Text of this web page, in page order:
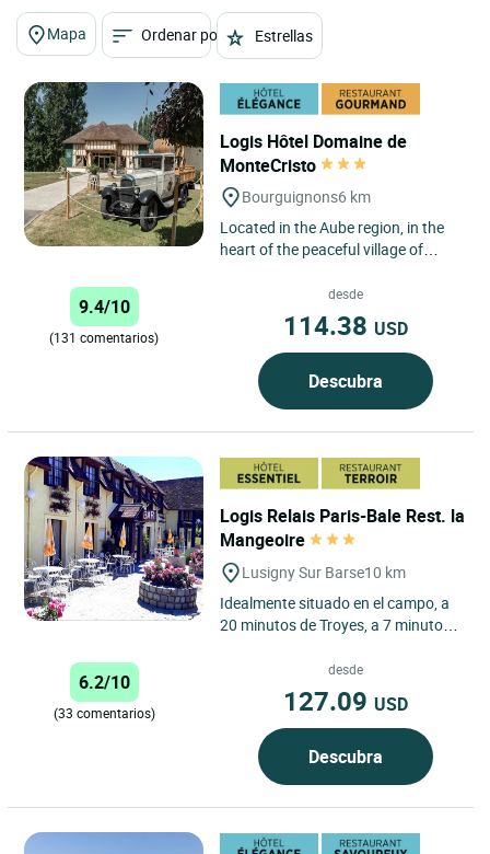
Mapa Ordenar por Estrellas
Logis Hôtel Domaine de
MonteCristo
Bourguignons6 km
Located in the Aube region, in the
heart of the peaceful village of
Hôtel Domaine de Montecristo...
9.4/10
(131 comentarios)
desde
114.38 USD
Descubra
Logis Relais Paris-Bale Rest. la
Mangeoire
Lusigny Sur Barse10 km
Idealmente situado en el campo, a
20 minutos de Troyes, a 7 minutos
parque de atracciones...
6.2/10
(33 comentarios)
desde
127.09 USD
Descubra